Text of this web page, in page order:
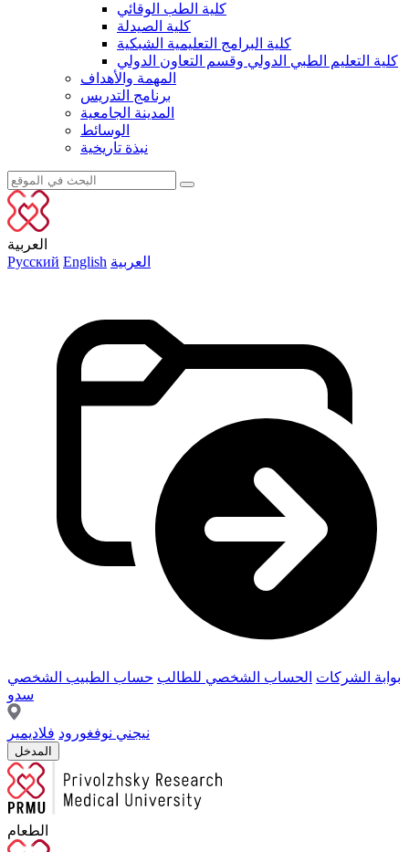
كلية الطب الوقائي
كلية الصيدلة
كلية البرامج التعليمية الشبكية
كلية التعليم الطبي الدولي وقسم التعاون الدولي
المهمة والأهداف
برنامج التدريس
المدينة الجامعية
الوسائط
نبذة تاريخية
العربية
Русский English العربية
بوابة الشركات الحساب الشخصي للطالب حساب الطبيب الشخصي
سدو
نيجني نوفغورود فلاديمير
المدخل
الطعام